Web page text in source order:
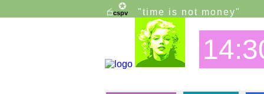
"time is not money"